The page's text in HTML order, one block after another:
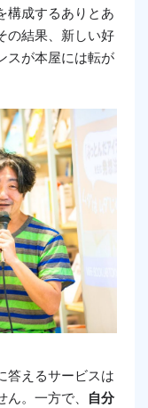
構成するありとあ
の結果、新しい好
スが本屋には転が
答えるサービスは
。一方で、 自分